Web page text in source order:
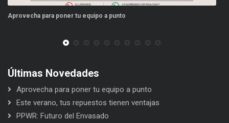
a punto
Últimas Novedades
Aprovecha para poner tu equipo a punto
Este verano, tus repuestos tienen ventajas
PPWR: Futuro del Envasado